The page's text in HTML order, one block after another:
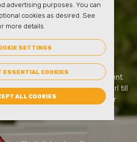
I
?
från start
om mer än att samla in dokument.
låst och dokumenterat – från kärl till
efter ert behov och uppfyller lagar
advertising purposes. You can
cookies as desired. See
more details.
SETTINGS
ESSENTIAL COOKIES
ALL COOKIES